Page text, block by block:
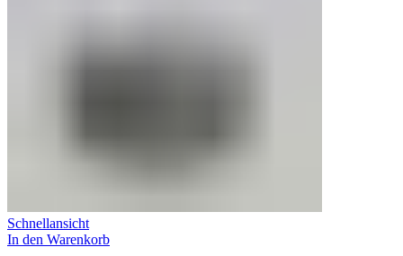
Schnellansicht
In den Warenkorb